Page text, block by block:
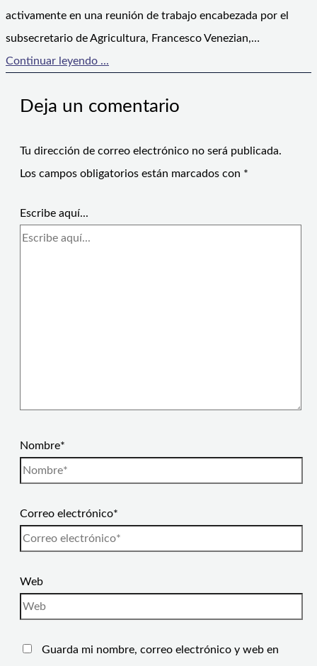
activamente en una reunión de trabajo encabezada por el
subsecretario de Agricultura, Francesco Venezian,…
Continuar leyendo ...
Deja un comentario
Tu dirección de correo electrónico no será publicada.
Los campos obligatorios están marcados con *
Escribe aquí...
Nombre*
Correo electrónico*
Web
Guarda mi nombre, correo electrónico y web en